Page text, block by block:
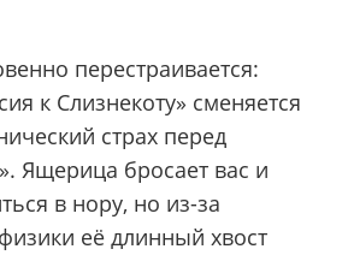
перестраивается:
к Слизнекоту» сменяется
страх перед
Ящерица бросает вас и
в нору, но из-за
её длинный хвост